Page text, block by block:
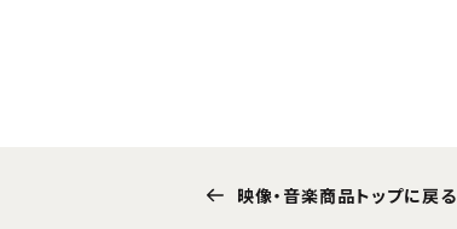
映像・音楽商品トップに戻る